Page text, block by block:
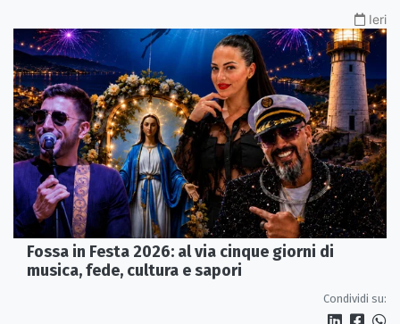
Ieri
Fossa in Festa 2026: al via cinque giorni di
musica, fede, cultura e sapori
Condividi su: